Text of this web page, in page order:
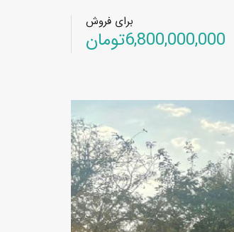
برای فروش
6,800,000,000تومان